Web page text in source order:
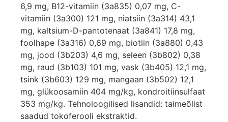
6,9 mg, B12-vitamiin (3a835) 0,07 mg, C-
vitamiin (3a300) 121 mg, niatsiin (3a314) 43,1
mg, kaltsium-D-pantotenaat (3a841) 17,8 mg,
foolhape (3a316) 0,69 mg, biotiin (3a880) 0,43
mg, jood (3b203) 4,6 mg, seleen (3b802) 0,38
mg, raud (3b103) 101 mg, vask (3b405) 12,1 mg,
tsink (3b603) 129 mg, mangaan (3b502) 12,1
mg, glükoosamiin 404 mg/kg, kondroitiinsulfaat
353 mg/kg. Tehnoloogilised lisandid: taimeõlist
saadud tokoferooli ekstraktid.